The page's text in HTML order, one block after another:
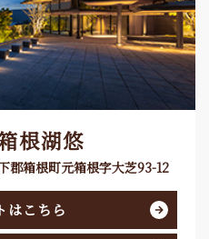
根湖悠
郡箱根町元箱根字大芝93-12
はこちら